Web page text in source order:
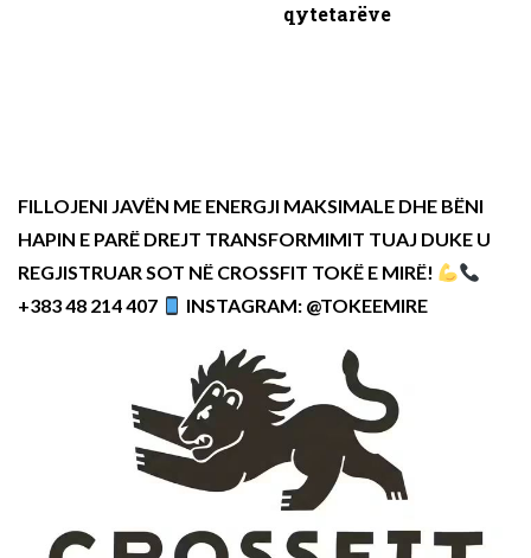
qytetarëve
FILLOJENI JAVËN ME ENERGJI MAKSIMALE DHE BËNI
HAPIN E PARË DREJT TRANSFORMIMIT TUAJ DUKE U
REGJISTRUAR SOT NË CROSSFIT TOKË E MIRË!
+383 48 214 407
INSTAGRAM: @TOKEEMIRE